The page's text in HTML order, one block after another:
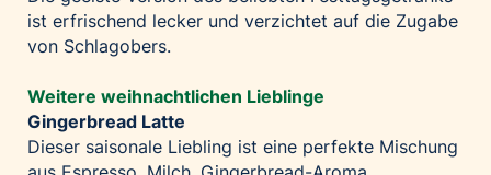
Wolt
Kontakt
ist erfrischend lecker und verzichtet auf die Zugabe
von Schlagobers.
Weitere weihnachtlichen Lieblinge
Gingerbread Latte
Dieser saisonale Liebling ist eine perfekte Mischung